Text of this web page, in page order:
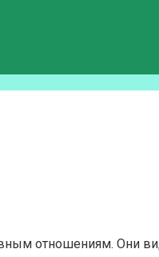
отношениям. Они